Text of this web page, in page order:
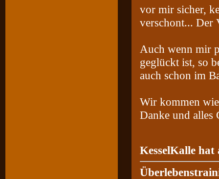
vor mir sicher,
verschont... Der
Auch wenn mir
geglückt ist, so
auch schon im
Wir kommen
Danke und alles
KesselKalle hat